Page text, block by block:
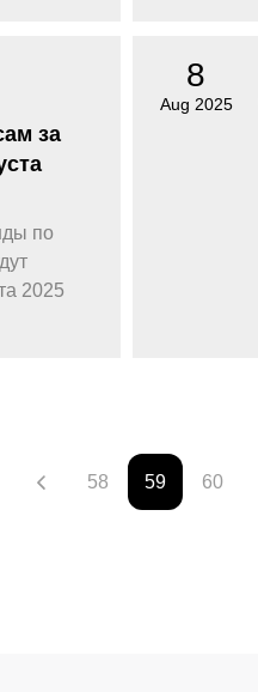
за
по
2025
8
Aug 2025
58 59 60